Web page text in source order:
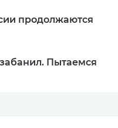
продолжаются
Пытаемся